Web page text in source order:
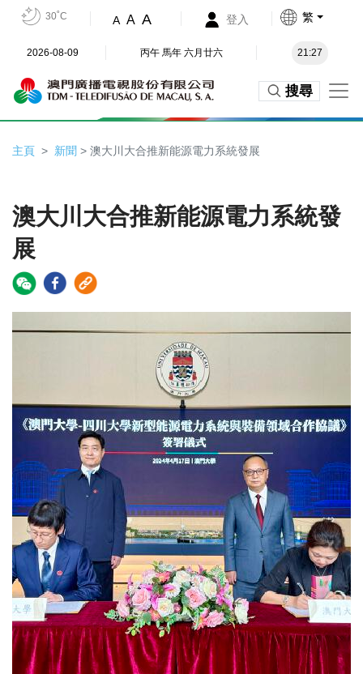
30˚C A A A 登入 繁
2026-08-09 丙午 馬年 六月廿六 21:27
搜尋
主頁 新聞 > 澳大川大合推新能源電力系統發展
澳大川大合推新能源電力系統發
展